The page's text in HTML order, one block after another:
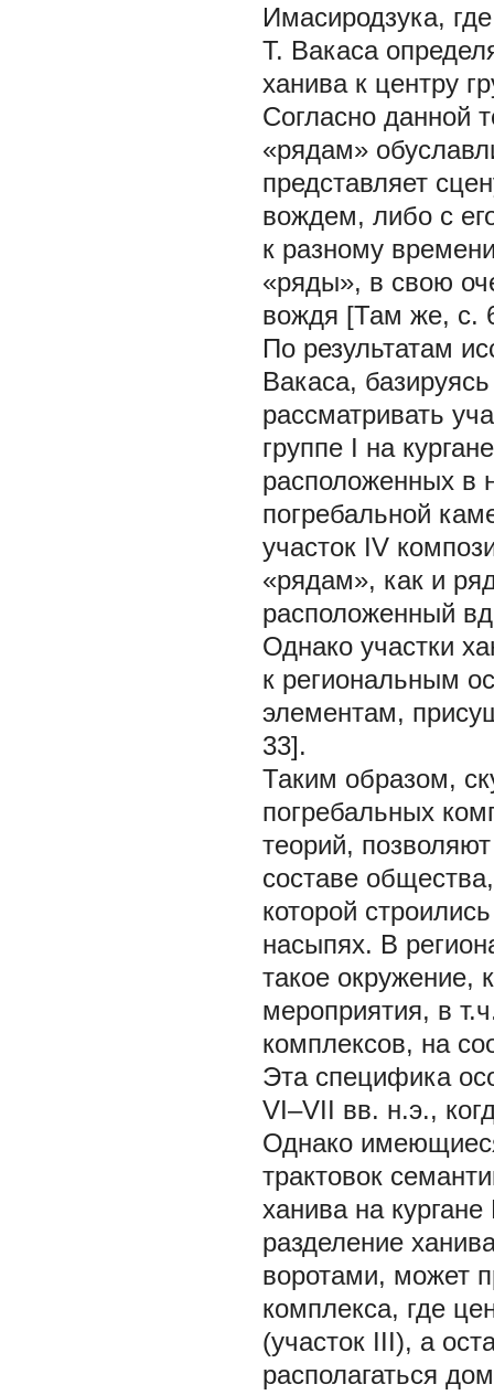
Имасиродзука,
Т. Вакаса
ханива к центру
Согласно данной
«рядам»
представляет
вождем, либо с
к разному
«ряды», в свою
вождя [Там же, с.
По результатам
Вакаса,
рассматривать
группе I на
расположенных в
погребальной
участок IV
«рядам», как и
расположенный
Однако участки
к региональным
элементам,
33].
Таким образом,
погребальных
теорий,
составе
которой
насыпях. В
такое окружение,
мероприятия, в
комплексов, на
Эта специфика
VI–VII вв. н.э.,
Однако
трактовок
ханива на
разделение
воротами, может
комплекса, где
(участок III), а
располагаться